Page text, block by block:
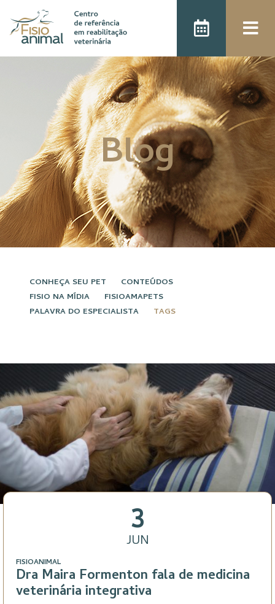
Blog
CONHEÇA SEU PET
CONTEÚDOS
FISIO NA MÍDIA
FISIOAMAPETS
PALAVRA DO ESPECIALISTA
TAGS
3
JUN
FISIOANIMAL
Dra Maira Formenton fala de medicina
veterinária integrativa